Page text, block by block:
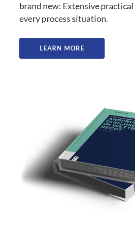
brand new: Extensive
every process situation.
LEARN MORE